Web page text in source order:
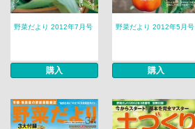
野菜だより 2012年7月号
購入
野菜だより 2012年5月号
購入